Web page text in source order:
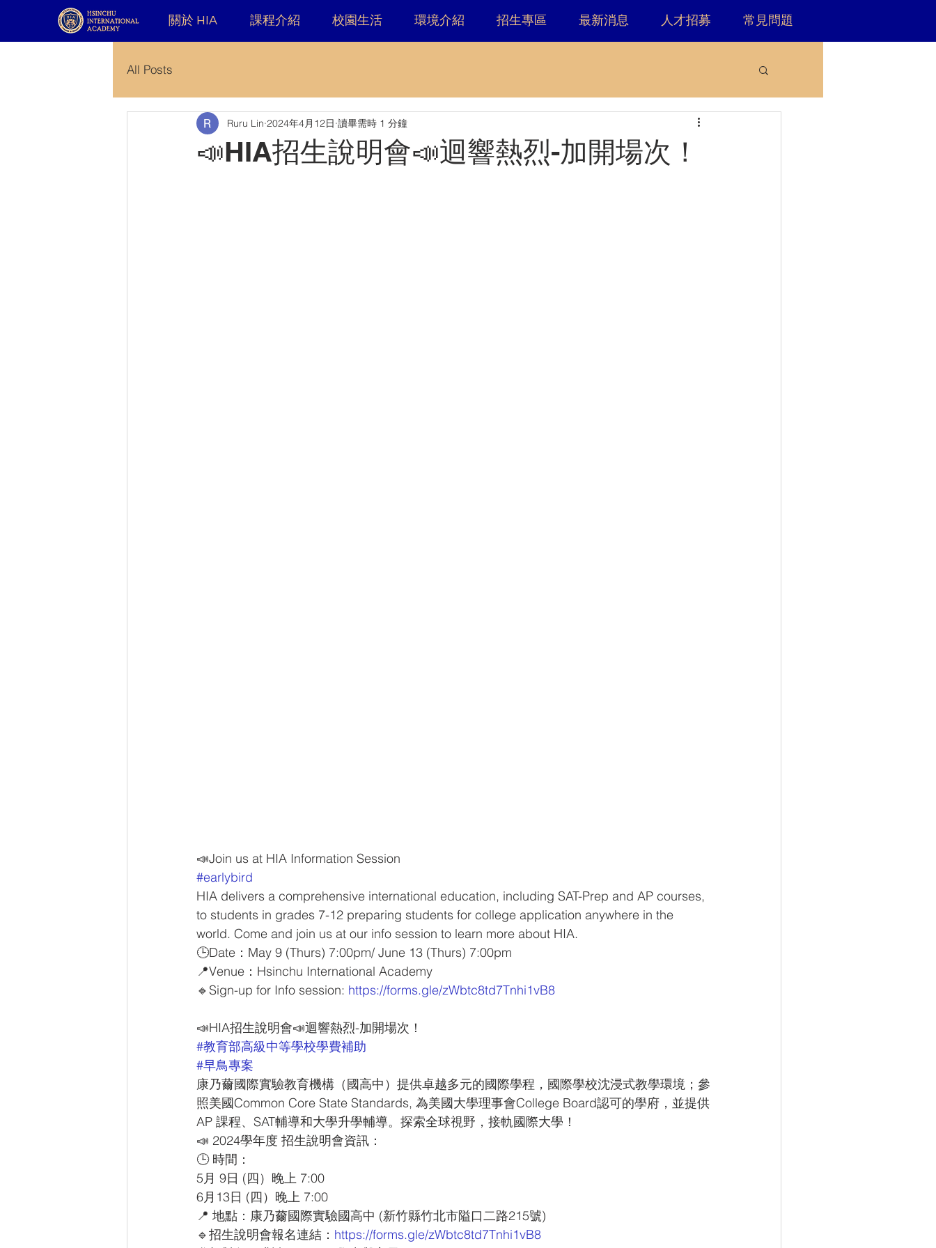
關於 HIA 課程介紹 校園生活 環境介紹 招生專區 最新消息 人才招募 常見問題
All Posts
📣HIA招生說明會📣迴響熱烈-加開場次！
Ruru Lin 2024年4月12日 讀畢需時 1 分鐘
📣Join us at HIA Information Session
#earlybird
HIA delivers a comprehensive international education, including SAT-Prep and AP courses,
to students in grades 7-12 preparing students for college application anywhere in the
world. Come and join us at our info session to learn more about HIA.
🕒Date：May 9 (Thurs) 7:00pm/ June 13 (Thurs) 7:00pm
📍Venue：Hsinchu International Academy
🔹Sign-up for Info session: https://forms.gle/zWbtc8td7Tnhi1vB8
📣HIA招生說明會📣迴響熱烈-加開場次！
#教育部高級中等學校學費補助
#早鳥專案
康乃薾國際實驗教育機構（國高中）提供卓越多元的國際學程，國際學校沈浸式教學環境；參
照美國Common Core State Standards, 為美國大學理事會College Board認可的學府，並提供
AP 課程、SAT輔導和大學升學輔導。探索全球視野，接軌國際大學！
📣 2024學年度 招生說明會資訊：
🕒 時間：
5月 9日 (四）晚上 7:00
6月13日 (四）晚上 7:00
📍 地點：康乃薾國際實驗國高中 (新竹縣竹北市隘口二路215號)
🔹招生說明會報名連結： https://forms.gle/zWbtc8td7Tnhi1vB8